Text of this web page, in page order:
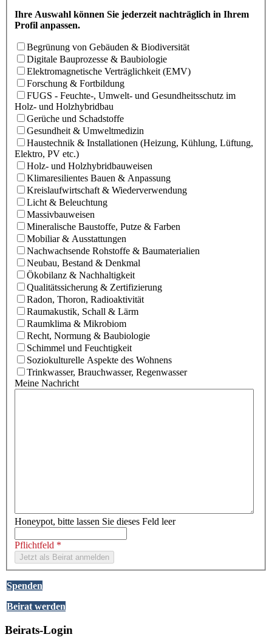
Ihre Auswahl können Sie jederzeit nachträglich in Ihrem
Profil anpassen.
Begrünung von Gebäuden & Biodiversität
Digitale Bauprozesse & Baubiologie
Elektromagnetische Verträglichkeit (EMV)
Forschung & Fortbildung
FUGS - Feuchte-, Umwelt- und Gesundheitsschutz im
Holz- und Holzhybridbau
Gerüche und Schadstoffe
Gesundheit & Umweltmedizin
Haustechnik & Installationen (Heizung, Kühlung, Lüftung,
Elektro, PV etc.)
Holz- und Holzhybridbauweisen
Klimaresilientes Bauen & Anpassung
Kreislaufwirtschaft & Wiederverwendung
Licht & Beleuchtung
Massivbauweisen
Mineralische Baustoffe, Putze & Farben
Mobiliar & Ausstattungen
Nachwachsende Rohstoffe & Baumaterialien
Neubau, Bestand & Denkmal
Ökobilanz & Nachhaltigkeit
Qualitätssicherung & Zertifizierung
Radon, Thoron, Radioaktivität
Raumakustik, Schall & Lärm
Raumklima & Mikrobiom
Recht, Normung & Baubiologie
Schimmel und Feuchtigkeit
Soziokulturelle Aspekte des Wohnens
Trinkwasser, Brauchwasser, Regenwasser
Meine Nachricht
Honeypot, bitte lassen Sie dieses Feld leer
Pflichtfeld *
Spenden
Beirat werden
Beirats-Login